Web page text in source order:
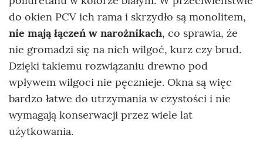
do okien PCV ich rama i skrzydło są monolitem,
nie mają łączeń w narożnikach, co sprawia, że
nie gromadzi się na nich wilgoć, kurz czy brud.
Dzięki takiemu rozwiązaniu drewno pod
wpływem wilgoci nie pęcznieje. Okna są więc
bardzo łatwe do utrzymania w czystości i nie
wymagają konserwacji przez wiele lat
użytkowania.